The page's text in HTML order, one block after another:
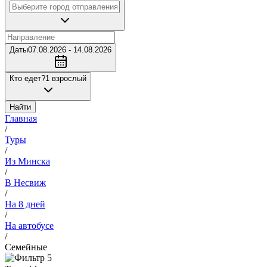
Даты07.08.2026 - 14.08.2026
Кто едет?1 взрослый
Найти
Главная
/
Туры
/
Из Минска
/
В Несвиж
/
На 8 дней
/
На автобусе
/
Семейные
5